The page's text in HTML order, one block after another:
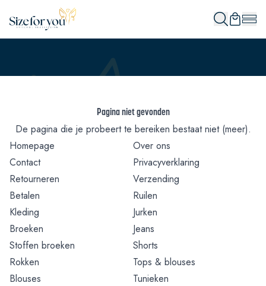
Pagina niet gevonden
De pagina die je probeert te bereiken bestaat niet (meer).
Homepage
Over ons
Contact
Privacyverklaring
Retourneren
Verzending
Betalen
Ruilen
Kleding
Jurken
Broeken
Jeans
Stoffen broeken
Shorts
Rokken
Tops & blouses
Blouses
Tunieken